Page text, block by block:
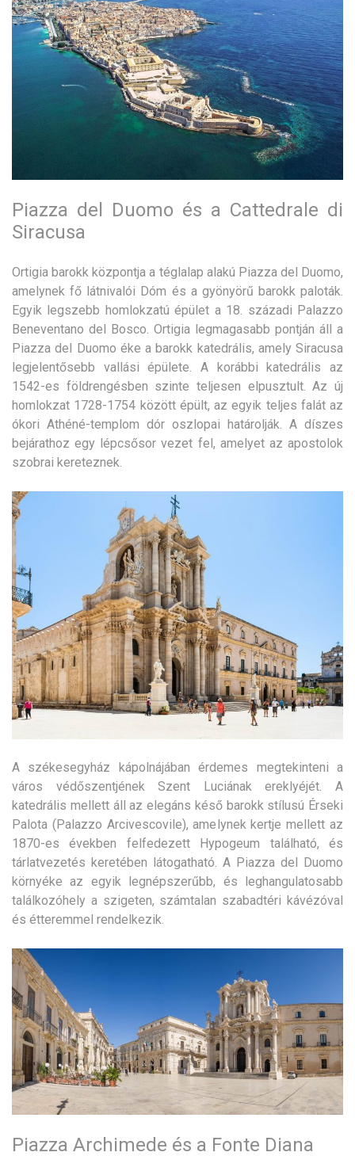
Piazza del Duomo és a Cattedrale di
Siracusa
Ortigia barokk központja a téglalap alakú Piazza del Duomo,
amelynek fő látnivalói Dóm és a gyönyörű barokk paloták.
Egyik legszebb homlokzatú épület a 18. századi Palazzo
Beneventano del Bosco. Ortigia legmagasabb pontján áll a
Piazza del Duomo éke a barokk katedrális, amely Siracusa
legjelentősebb vallási épülete. A korábbi katedrális az
1542-es földrengésben szinte teljesen elpusztult. Az új
homlokzat 1728-1754 között épült, az egyik teljes falát az
ókori Athéné-templom dór oszlopai határolják. A díszes
bejárathoz egy lépcsősor vezet fel, amelyet az apostolok
szobrai kereteznek.
A székesegyház kápolnájában érdemes megtekinteni a
város védőszentjének Szent Luciának ereklyéjét. A
katedrális mellett áll az elegáns késő barokk stílusú Érseki
Palota (Palazzo Arcivescovile), amelynek kertje mellett az
1870-es években felfedezett Hypogeum található, és
tárlatvezetés keretében látogatható. A Piazza del Duomo
környéke az egyik legnépszerűbb, és leghangulatosabb
találkozóhely a szigeten, számtalan szabadtéri kávézóval
és étteremmel rendelkezik.
Piazza Archimede és a Fonte Diana